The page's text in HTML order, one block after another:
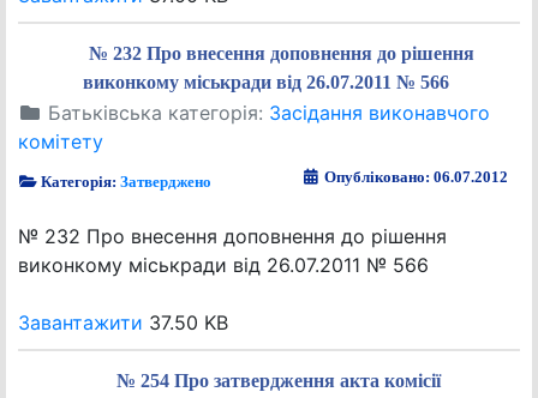
№ 232 Про внесення доповнення до рішення
виконкому міськради від 26.07.2011 № 566
Батьківська категорія: Засідання виконавчого
комітету
Категорія:Затверджено Опубліковано: 06.07.2012
№ 232 Про внесення доповнення до рішення
виконкому міськради від 26.07.2011 № 566
Завантажити 37.50 KB
№ 254 Про затвердження акта комісії